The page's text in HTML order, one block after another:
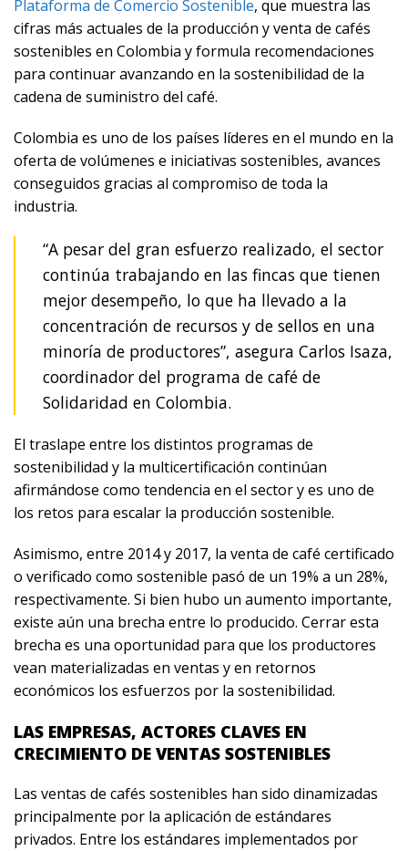
Plataforma de Comercio Sostenible, que muestra las
cifras más actuales de la producción y venta de cafés
sostenibles en Colombia y formula recomendaciones
para continuar avanzando en la sostenibilidad de la
cadena de suministro del café.
Colombia es uno de los países líderes en el mundo en la
oferta de volúmenes e iniciativas sostenibles, avances
conseguidos gracias al compromiso de toda la
industria.
“A pesar del gran esfuerzo realizado, el sector
continúa trabajando en las fincas que tienen
mejor desempeño, lo que ha llevado a la
concentración de recursos y de sellos en una
minoría de productores”, asegura Carlos Isaza,
coordinador del programa de café de
Solidaridad en Colombia.
El traslape entre los distintos programas de
sostenibilidad y la multicertificación continúan
afirmándose como tendencia en el sector y es uno de
los retos para escalar la producción sostenible.
Asimismo, entre 2014 y 2017, la venta de café certificado
o verificado como sostenible pasó de un 19% a un 28%,
respectivamente. Si bien hubo un aumento importante,
existe aún una brecha entre lo producido. Cerrar esta
brecha es una oportunidad para que los productores
vean materializadas en ventas y en retornos
económicos los esfuerzos por la sostenibilidad.
LAS EMPRESAS, ACTORES CLAVES EN
CRECIMIENTO DE VENTAS SOSTENIBLES
Las ventas de cafés sostenibles han sido dinamizadas
principalmente por la aplicación de estándares
privados. Entre los estándares implementados por